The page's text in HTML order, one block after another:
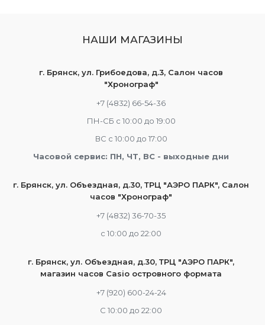
НАШИ МАГАЗИНЫ
г. Брянск, ул. Грибоедова, д.3, Салон часов
"Хронограф"
+7 (4832) 66-54-36
ПН-СБ с 10:00 до 19:00
ВС с 10:00 до 17:00
Часовой сервис: ПН, ЧТ, ВС - выходные дни
г. Брянск, ул. Объездная, д.30, ТРЦ "АЭРО ПАРК", Салон
часов "Хронограф"
+7 (4832) 36-70-35
c 10:00 до 22:00
г. Брянск, ул. Объездная, д.30, ТРЦ "АЭРО ПАРК",
магазин часов Casio островного формата
+7 (920) 600-24-24
С 10:00 до 22:00